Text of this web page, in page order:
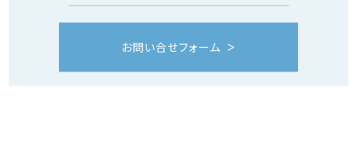
お問い合せフォーム